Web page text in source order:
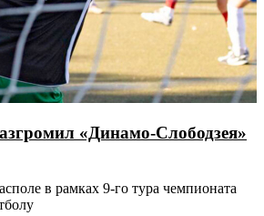
«Динамо-Слободзея»
в рамках 9-го тура чемпионата